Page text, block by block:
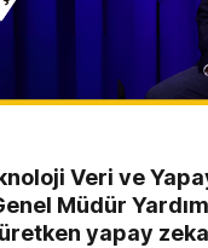
Veri ve
Müdür
yapay